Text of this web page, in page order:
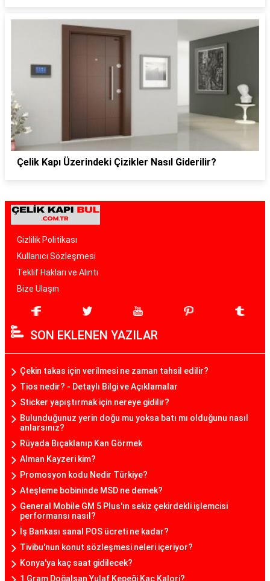
Çelik Kapı Üzerindeki Çizikler Nasıl Giderilir?
Gizlilik Politikası
Kullanıcı Sözleşmesi
Teklif Hakları ve Alıntı
Bize Ulaşın
SON EKLENEN YAZILAR
Çekin takas için verilmesi ne zaman tahsil edilir?
Tios nedir? - Detaylı Bilgi ve Açıklamalar
Sticker yapıştırmak için nereye gidilir?
Bulunduğunuz yerin doğu mu yoksa batı mı olduğunu nasıl
anlarsınız?
Rüyada Bıçaklanıp Kan Görmek
Alman Kayzeri kim?
Promosyon kodu Nedir Türkiye?
Ateşleme bobininde MSD ne demek?
General Mobile GM 5 Plus'ın sekiz çekirdekli işlemcisi
performansı nasıl?
İş Bankası sanal POS ücreti ne kadar?
Tivibu'nun konut sözleşmesi neleri içeriyor?
Konya'ya kaç saat gidilecek?
1 Gram Doğalsan Yulaf Kepeği Kaç Kalori?